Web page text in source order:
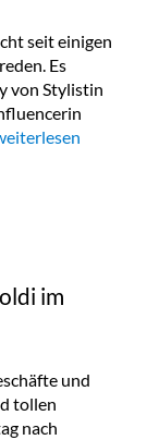
seit einigen
Es
von Stylistin
Gloria –
im
und
tollen
nach